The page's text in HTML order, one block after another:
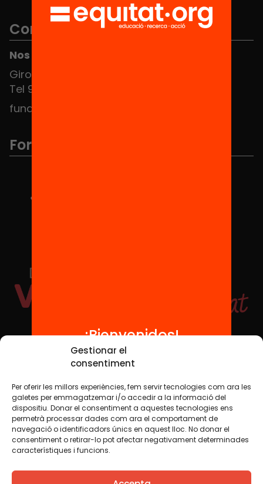
Gestionar el
consentiment
Per oferir les millors experiències, fem servir tecnologies com ara les
galetes per emmagatzemar i/o accedir a la informació del
dispositiu. Donar el consentiment a aquestes tecnologies ens
permetrà processar dades com ara el comportament de
navegació o identificadors únics en aquest lloc. No donar el
consentiment o retirar-lo pot afectar negativament determinades
característiques i funcions.
Contacto
Nos puedes encontrar en el HUB Social
Girona 34, interior 08010 Barcelona
Tel 934 588 700
fundacio@equitat.org
Formamos parte de...
Redes sociales
TWT YTB IG FB IN
Aviso legalPolítica de cookies
Creemos que el conocimiento debe compartirse. Por eso
¡Bienvenidos!